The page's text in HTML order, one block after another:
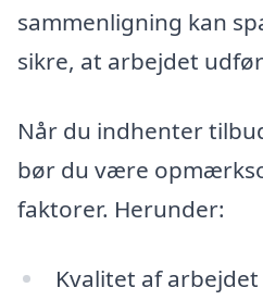
sammenligning kan
sikre, at arbejdet
Når du indhenter
bør du være
faktorer. Herunder:
Kvalitet af arbejdet